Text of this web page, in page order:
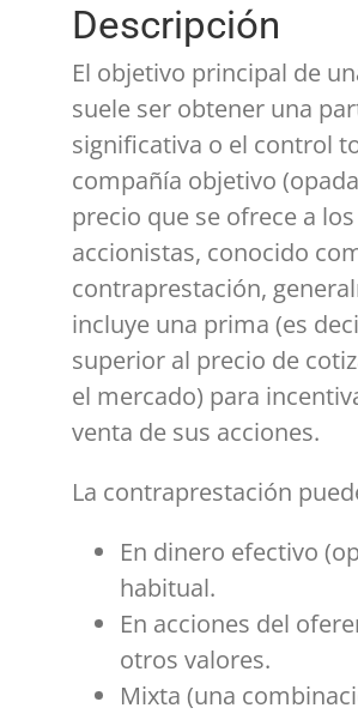
Descripción
El objetivo principal de
suele ser obtener una
significativa o el control
compañía objetivo
precio que se ofrece a los
accionistas, conocido
contraprestación,
incluye una prima (es
superior al precio de
el mercado) para
venta de sus acciones.
La contraprestación
En dinero efectivo
habitual.
En acciones del
otros valores.
Mixta (una